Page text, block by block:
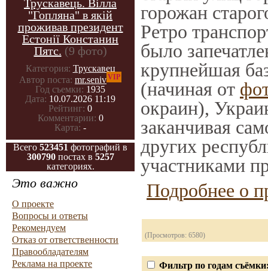
Трускавець. Вілла
"Гопляна" в якій
проживав президент
Естонії Констанин
Пятс. (9 фото)
Категория: Трускавец
Автор поста: mr.senivVIP
Год съемки: 1935
Дата: 10.07.2026 11:19
Рейтинг: 0
Комментарии: 0
Карта: -
Всего 523451 фотографий в
300790постах в 5257
категориях.
Это важно
О проекте
Вопросы и ответы
Рекомендуем
Отказ от ответственности
Правообладателям
Реклама на проекте
горожан
Ретро
было
крупнейшая
(начиная от
окраин),
заканчивая
других
участниками
Подробнее о
(Просмотров: 6580)
Фильтр по годам